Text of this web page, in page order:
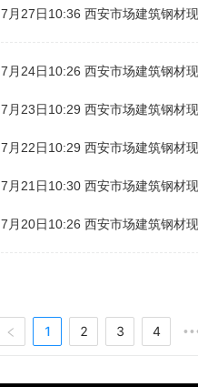
7月27日10:36 西安市场建筑钢材
7月24日10:26 西安市场建筑钢材
7月23日10:29 西安市场建筑钢材
7月22日10:29 西安市场建筑钢材
7月21日10:30 西安市场建筑钢材
7月20日10:26 西安市场建筑钢材
1 2 3 4